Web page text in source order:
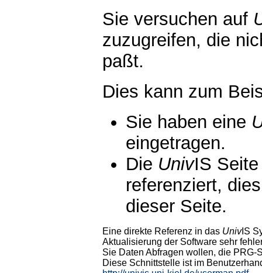
Sie versuchen auf
zuzugreifen, die
paßt.
Dies kann zum
Sie haben eine
eingetragen.
Die UnivIS
referenziert,
dieser Seite.
Eine direkte Referenz in das UnivIS
Aktualisierung der Software sehr
Sie Daten Abfragen wollen, die PRG-
Diese Schnittstelle ist im